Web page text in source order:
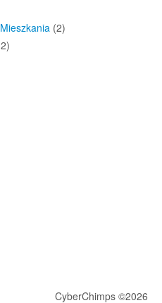
(2)
CyberChimps ©2026